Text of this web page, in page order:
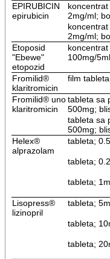
EPIRUBICIN
epirubicin
2mg/ml;
2mg/ml;
Etoposid
"Ebewe"
etopozid
100mg/
Fromilid®
klaritromicin
film
Fromilid® uno
klaritromicin
tableta sa
500mg;
tableta sa
500mg;
Helex®
alprazolam
tableta;
tableta;
tableta;
Lisopress®
lizinopril
tableta;
tableta;
tableta;